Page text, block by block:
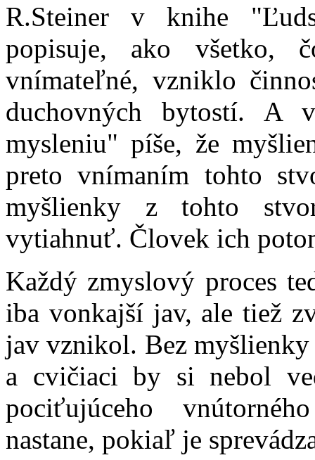
R.Steiner v knihe
popisuje, ako všetko,
vnímateľné, vzniklo
duchovných bytostí. A
mysleniu" píše, že
preto vnímaním tohto
myšlienky z tohto
vytiahnuť. Človek ich
Každý zmyslový proces
iba vonkajší jav, ale tiež
jav vznikol. Bez
a cvičiaci by si nebol
pociťujúceho
nastane, pokiaľ je